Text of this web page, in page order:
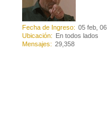
Fecha de Ingreso
05 feb, 06
Ubicación
En todos lados
Mensajes
29,358